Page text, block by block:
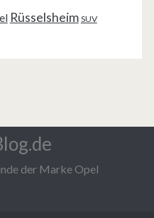
Rüsselsheim SUV
der Marke Opel